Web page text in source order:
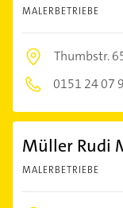
MALERBETRIEBE
Thumbstr.
0151 24 07
Müller Rudi
MALERBETRIEBE